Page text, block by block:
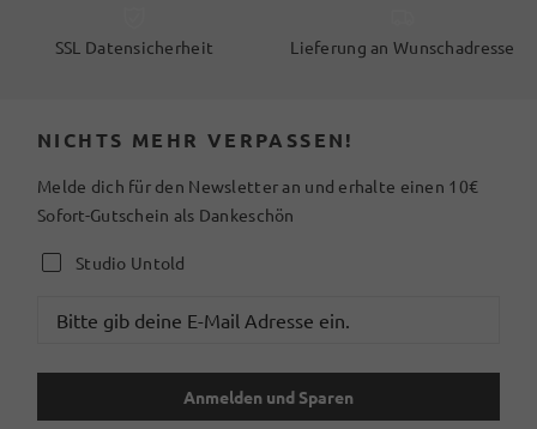
SSL Datensicherheit Lieferung an Wunschadresse
NICHTS MEHR VERPASSEN!
Melde dich für den Newsletter an und erhalte einen 10€
Sofort-Gutschein als Dankeschön
Studio Untold
Anmelden und Sparen